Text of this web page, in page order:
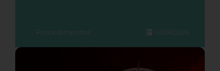
Procedimentos 03/08/2026